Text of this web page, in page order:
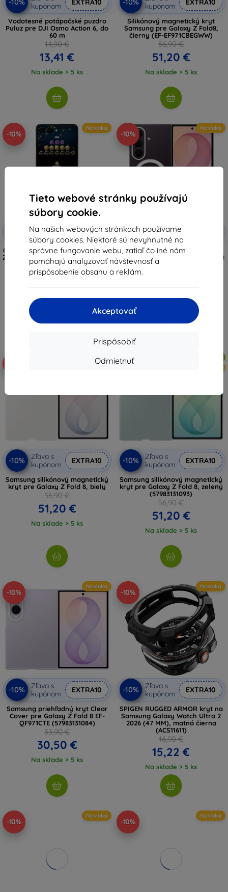
Tieto webové stránky používajú
súbory cookie.
Na našich webových stránkach používame
súbory cookies. Niektoré sú nevyhnutné na
správne fungovanie webu, zatiaľ čo iné nám
pomáhajú analyzovať návštevnosť a
prispôsobenie obsahu a reklám.
Akceptovať
Prispôsobiť
Odmietnuť
kupónom
Vodotesné potápačské puzdro
Puluz pre DJI Osmo Action 6, do
60 m
14,90 €
13,41 €
Na sklade > 5 ks
kupónom
Silikónový magnetický kryt
Samsung pre Galaxy Z Fold8,
čierny (EF-EF971CBEGWW)
56,90 €
51,20 €
Na sklade > 5 ks
-10%
Novinka
Zľava s
kupónom
EXTRA10
Obal Samsung Flipsuit pre Galaxy
Z Flip8, čierny (EF-FF776CBEGWW)
37,90 €
34,11 €
-10%
Novinka
-10%
Zľava s
kupónom
Priehľadné puzdro Samsung
Clear Magnet pre Galaxy Z Fold8
Ultra (EF-CF976CTEGWW)
Na sklade > 5 ks
Doprava zadarmo
-10%
Zľava s
kupónom
EXTRA10
Samsung silikónový magnetický
kryt pre Galaxy Z Fold 8, biely
56,90 €
51,20 €
Na sklade > 5 ks
-10%
-10%
Zľava s
kupónom
EXTRA10
Samsung silikónový magnetický
kryt pre Galaxy Z Fold 8, zelený
(57983131093)
56,90 €
51,20 €
Na sklade > 5 ks
-10%
Novinka
-10%
Zľava s
kupónom
EXTRA10
Samsung priehľadný kryt Clear
Cover pre Galaxy Z Fold 8 EF-
QF971CTE (57983131084)
33,90 €
30,50 €
Na sklade > 5 ks
-10%
Novinka
-10%
Zľava s
kupónom
EXTRA10
SPIGEN RUGGED ARMOR kryt na
Samsung Galaxy Watch Ultra 2
2026 (47 MM), matná čierna
(ACS11611)
16,90 €
15,22 €
Na sklade > 5 ks
-10%
Novinka
-10%
Novinka